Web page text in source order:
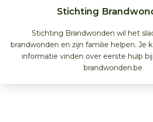
Stichting
Stichting Brandwonden wil het
brandwonden en zijn familie helpen. Je
informatie vinden over eerste hulp
brandwonden.be